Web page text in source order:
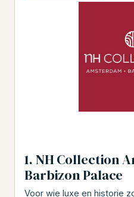
1. NH Collection
Barbizon Palace
Voor wie luxe en historie